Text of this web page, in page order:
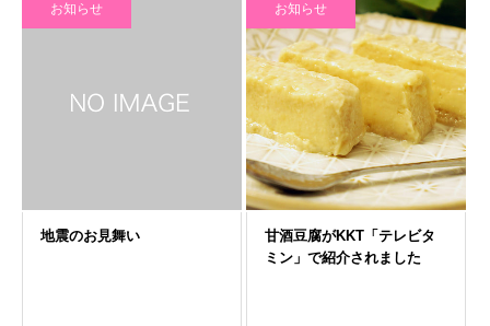
お知らせ お知らせ